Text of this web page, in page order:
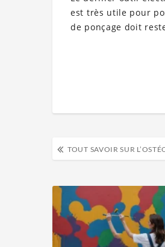
est très utile pour
de ponçage doit
TOUT SAVOIR SUR